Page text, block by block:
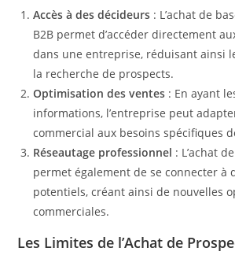
Accès à des décideurs : L’achat de
B2B permet d’accéder directement
dans une entreprise, réduisant ainsi
la recherche de prospects.
Optimisation des ventes : En ayant
informations, l’entreprise peut
commercial aux besoins spécifiques
Réseautage professionnel : L’achat
permet également de se connecter à
potentiels, créant ainsi de nouvelles
commerciales.
Les Limites de l’Achat de